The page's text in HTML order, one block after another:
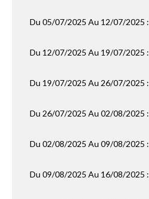
Du 05/07/2025 Au 12/07/2025 :
Du 12/07/2025 Au 19/07/2025 :
Du 19/07/2025 Au 26/07/2025 :
Du 26/07/2025 Au 02/08/2025 :
Du 02/08/2025 Au 09/08/2025 :
Du 09/08/2025 Au 16/08/2025 :